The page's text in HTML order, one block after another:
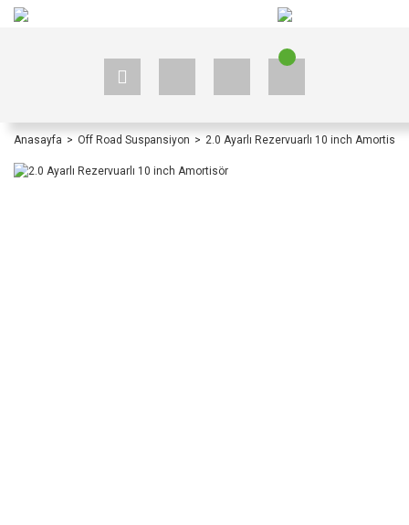
Anasayfa Off Road Suspansiyon 2.0 Ayarlı Rezervuarlı 10 inch Amortisör